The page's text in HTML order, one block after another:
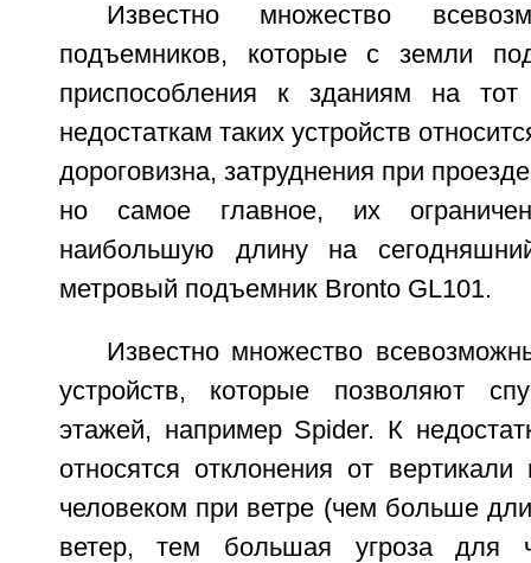
Известно множество
подъемников, которые с земли
приспособления к зданиям на
недостаткам таких устройств
дороговизна, затруднения при
но самое главное, их
наибольшую длину на
метровый подъемник Bronto GL101.
Известно множество
устройств, которые позволяют
этажей, например Spider. К
относятся отклонения от
человеком при ветре (чем больше
ветер, тем большая угроза для